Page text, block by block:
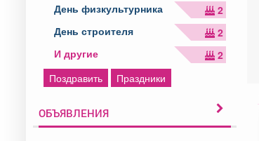
День физкультурника
2
День строителя
2
И другие
2
Поздравить
Праздники
ОБЪЯВЛЕНИЯ